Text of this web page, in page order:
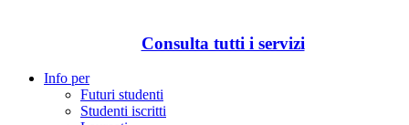
Consulta tutti i servizi
Info per
Futuri studenti
Studenti iscritti